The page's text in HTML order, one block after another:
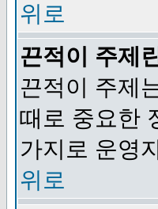
위로
끈적이 주제
끈적이 주제
때로 중요한
가지로 운영
위로